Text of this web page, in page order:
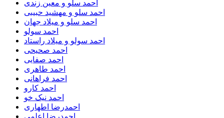
احمد سلو و معین زندی
احمد سلو و مهشید حبیبی
احمد سلو و میلاد جهان
احمد سولو
احمد سولو و میلاد راستاد
احمد صحیحی
احمد صفایی
احمد طاهری
احمد فراهانی
احمد کارو
احمد نیک خو
احمدرضا اطهاری
احمدرضا اعلمی